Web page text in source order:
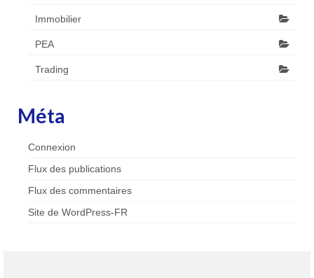
Immobilier
PEA
Trading
Méta
Connexion
Flux des publications
Flux des commentaires
Site de WordPress-FR